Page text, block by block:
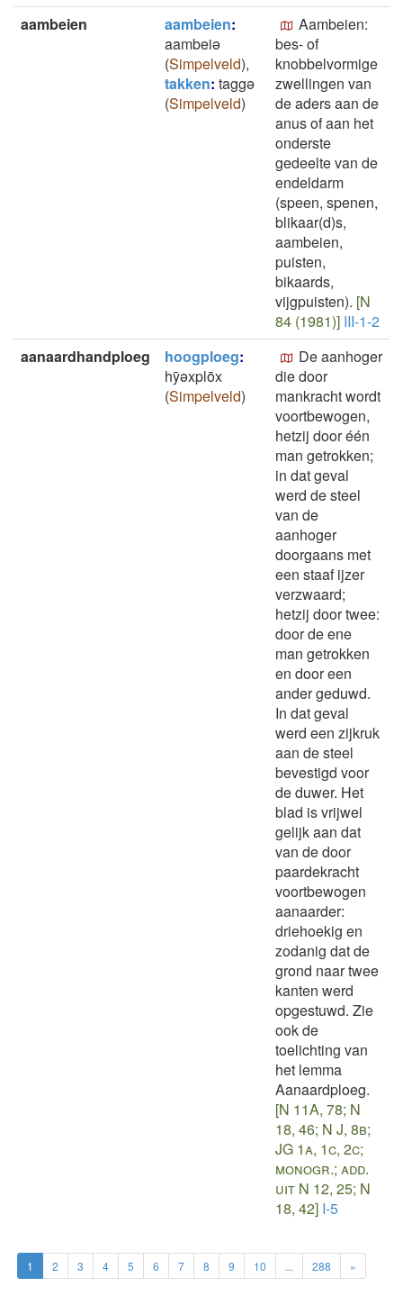
aambeien
aambeien:
aambeiə
(Simpelveld),
takken: taggə
(Simpelveld)
Aambeien:
bes- of
knobbelvormige
zwellingen van
de aders aan de
anus of aan het
onderste
gedeelte van de
endeldarm
(speen, spenen,
blikaar(d)s,
aambeien,
puisten,
bikaards,
vijgpuisten). [N
84 (1981)] III-1-2
aanaardhandploeg
hoogploeg:
hȳǝxplōx
(Simpelveld)
De aanhoger
die door
mankracht wordt
voortbewogen,
hetzij door één
man getrokken;
in dat geval
werd de steel
van de
aanhoger
doorgaans met
een staaf ijzer
verzwaard;
hetzij door twee:
door de ene
man getrokken
en door een
ander geduwd.
In dat geval
werd een zijkruk
aan de steel
bevestigd voor
de duwer. Het
blad is vrijwel
gelijk aan dat
van de door
paardekracht
voortbewogen
aanaarder:
driehoekig en
zodanig dat de
grond naar twee
kanten werd
opgestuwd. Zie
ook de
toelichting van
het lemma
Aanaardploeg.
[N 11A, 78; N
18, 46; N J, 8b;
JG 1a, 1c, 2c;
monogr.; add.
uit N 12, 25; N
18, 42] I-5
1 2 3 4 5 6 7 8 9 10 ... 288 »